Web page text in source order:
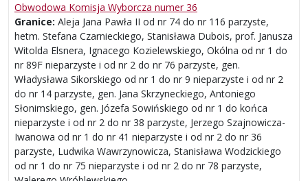
Obwodowa Komisja Wyborcza numer 36
Granice: Aleja Jana Pawła II od nr 74 do nr 116 parzyste,
hetm. Stefana Czarnieckiego, Stanisława Dubois, prof. Janusza
Witolda Elsnera, Ignacego Kozielewskiego, Okólna od nr 1 do
nr 89F nieparzyste i od nr 2 do nr 76 parzyste, gen.
Władysława Sikorskiego od nr 1 do nr 9 nieparzyste i od nr 2
do nr 14 parzyste, gen. Jana Skrzyneckiego, Antoniego
Słonimskiego, gen. Józefa Sowińskiego od nr 1 do końca
nieparzyste i od nr 2 do nr 38 parzyste, Jerzego Szajnowicza-
Iwanowa od nr 1 do nr 41 nieparzyste i od nr 2 do nr 36
parzyste, Ludwika Wawrzynowicza, Stanisława Wodzickiego
od nr 1 do nr 75 nieparzyste i od nr 2 do nr 78 parzyste,